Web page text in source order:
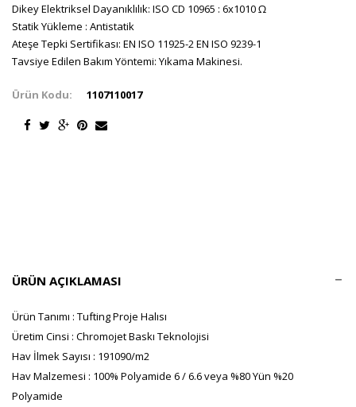
Dikey Elektriksel Dayanıklılık: ISO CD 10965 : 6x1010 Ω
Statik Yükleme : Antistatik
Ateşe Tepki Sertifikası: EN ISO 11925-2 EN ISO 9239-1
Tavsiye Edilen Bakım Yöntemi: Yıkama Makinesi.
Ürün Kodu: 1107110017
ÜRÜN AÇIKLAMASI
Ürün Tanımı : Tufting Proje Halısı
Üretim Cinsi : Chromojet Baskı Teknolojisi
Hav İlmek Sayısı : 191090/m2
Hav Malzemesi : 100% Polyamide 6 / 6.6 veya %80 Yün %20
Polyamide